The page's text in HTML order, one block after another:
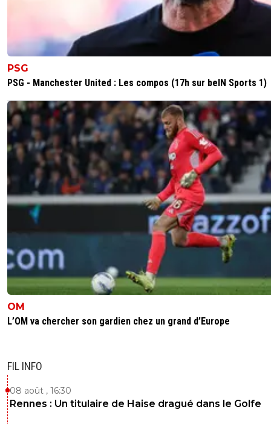
PSG
PSG - Manchester United : Les compos (17h sur beIN Sports 1)
OM
L’OM va chercher son gardien chez un grand d’Europe
FIL INFO
08 août , 16:30
Rennes : Un titulaire de Haise dragué dans le Golfe